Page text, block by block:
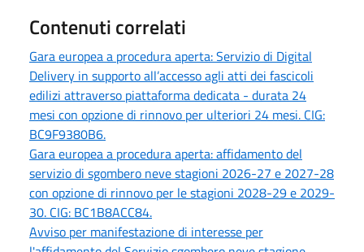
Contenuti correlati
Gara europea a procedura aperta: Servizio di Digital
Delivery in supporto all’accesso agli atti dei fascicoli
edilizi attraverso piattaforma dedicata - durata 24
mesi con opzione di rinnovo per ulteriori 24 mesi. CIG:
BC9F9380B6.
Gara europea a procedura aperta: affidamento del
servizio di sgombero neve stagioni 2026-27 e 2027-28
con opzione di rinnovo per le stagioni 2028-29 e 2029-
30. CIG: BC1B8ACC84.
Avviso per manifestazione di interesse per